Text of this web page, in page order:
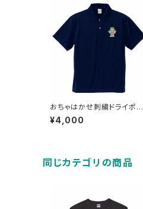
おちゃはかせ刺繍ドライポロ
シャツネイビー
¥4,000
同じカテゴリの商品